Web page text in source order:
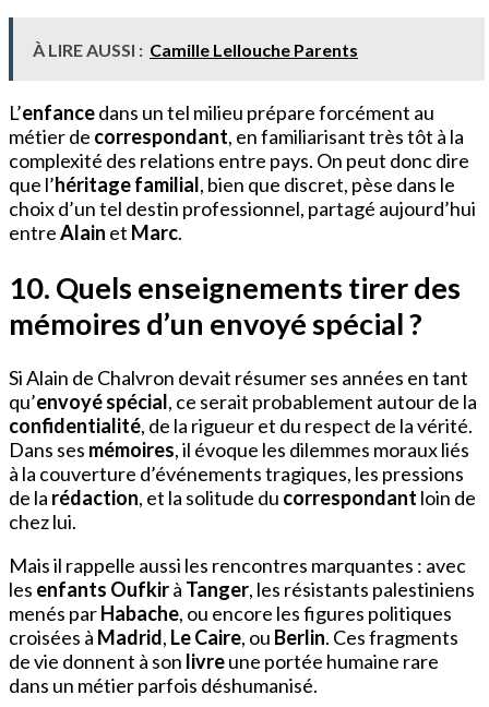
À LIRE AUSSI : Camille Lellouche Parents
L’enfancedans un tel milieu prépare forcément au
métier de correspondant, en familiarisant très tôt à la
complexité des relations entre pays. On peut donc dire
que l’héritage familial, bien que discret, pèse dans le
choix d’un tel destin professionnel, partagé aujourd’hui
entreAlain et Marc.
10. Quels enseignements tirer des
mémoires d’un envoyé spécial ?
Si Alain de Chalvron devait résumer ses années en tant
qu’envoyé spécial, ce serait probablement autour de la
confidentialité, de la rigueur et du respect de la vérité.
Dans ses mémoires, il évoque les dilemmes moraux liés
à la couverture d’événements tragiques, les pressions
de la rédaction, et la solitude du correspondant loin de
chez lui.
Mais il rappelle aussi les rencontres marquantes : avec
les enfants Oufkirà Tanger, les résistants palestiniens
menés parHabache, ou encore les figures politiques
croisées à Madrid, Le Caire, ou Berlin. Ces fragments
de vie donnent à son livreune portée humaine rare
dans un métier parfois déshumanisé.